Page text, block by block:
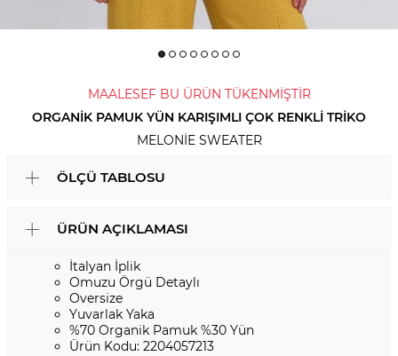
MAALESEF BU ÜRÜN TÜKENMİŞTİR
ORGANIK PAMUK YÜN KARIŞIMLI ÇOK RENKLI TRIKO
MELONIE SWEATER
ÖLÇÜ TABLOSU
ÜRÜN AÇIKLAMASI
İtalyan İplik
Omuzu Örgü Detaylı
Oversize
Yuvarlak Yaka
%70 Organik Pamuk %30 Yün
Ürün Kodu: 2204057213